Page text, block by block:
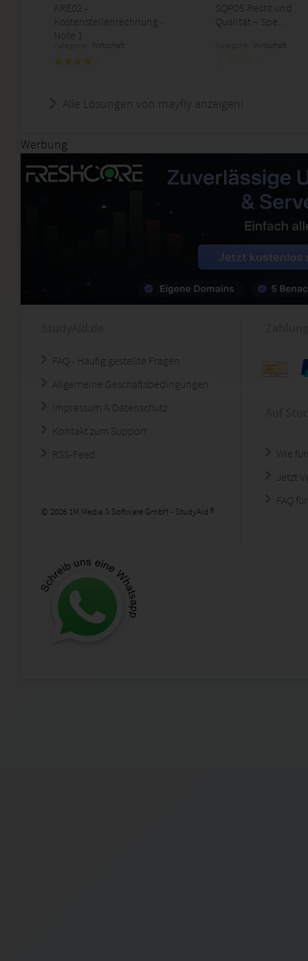
KRE02 -
Kostenstellenrechnung -
Note 1
Wirtschaft
SQP05 Recht und
Qualität – Spe...
Wirtschaft
Alle Lösungen von mayfly anzeigen!
Werbung
FAQ - Häufig gestellte Fragen
Allgemeine Geschäftsbedingungen
Impressum & Datenschutz
Kontakt zum Support
RSS-Feed
© 2026 1M Media & Software GmbH - StudyAid ®
Wie
Jetzt
FAQ